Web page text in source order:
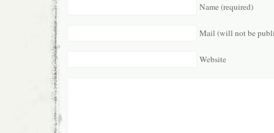
Name (required)
Mail (will not be
Website